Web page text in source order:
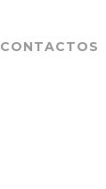
CONTACTOS